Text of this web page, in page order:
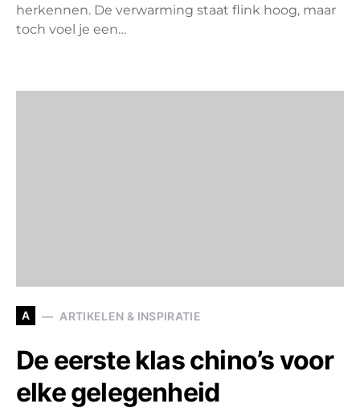
herkennen. De verwarming staat flink hoog, maar
toch voel je een…
A ARTIKELEN & INSPIRATIE
De eerste klas chino’s voor
elke gelegenheid